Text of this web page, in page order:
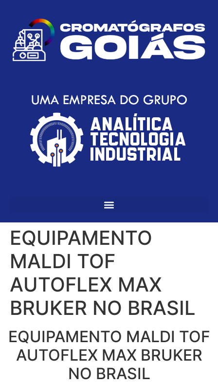
EQUIPAMENTO
MALDI TOF
AUTOFLEX MAX
BRUKER NO BRASIL
EQUIPAMENTO MALDI TOF
AUTOFLEX MAX BRUKER
NO BRASIL